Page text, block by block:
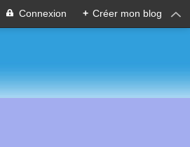
Connexion + Créer mon blog